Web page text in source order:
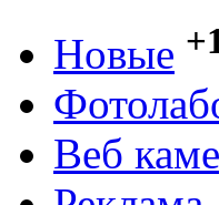
Новые
Веб